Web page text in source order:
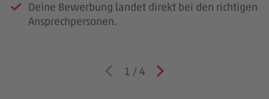
Deine Bewerbung landet direkt bei den richtigen
Ansprechpersonen.
1 / 4